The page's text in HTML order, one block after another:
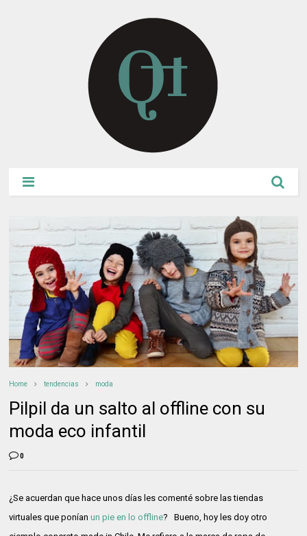
Home tendencias moda
Pilpil da un salto al offline con su
moda eco infantil
0
¿Se acuerdan que hace unos días les comenté sobre las tiendas
virtuales que poníanun pie en lo offline? Bueno, hoy les doy otro